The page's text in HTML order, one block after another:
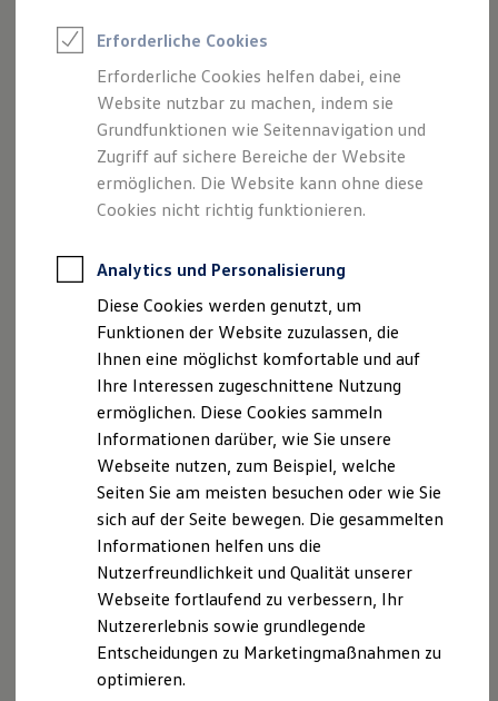
Fahrzeuge online kaufen
Digitaler Marktplatz
Kauf & Finanzierung
Online-Fahrzeugbewertung
Aktionen & Angebote
E-Auto-Förderung
Für Privatkunden
Für Gewerbekunden
Profi Paket
ProfiPartner für Gebrauchtwagen
Finanzierung
Für Privatkunden
Für Gewerbekunden
Leasing
Für Privatkunden
Für Gewerbekunden
Versicherungen & Garantien
Garantien
Kfz-Versicherung für Nutzfahrzeuge
Restschuldversicherung
Wartungsverträge
Besitzer & Service
Reparatur & Service
Sommer-Special
Reparatur, Pflege & Inspektion
Servicetermin anfragen
Service-Vorteile bei Volkswagen Nutzfahrzeuge
ServicePlus
Economy Service
Räder & Reifen Service
Impressum
Datenschutzerklärung
Impressum
Autohaus Michael Krammer GmbH
Grafenauer Str. 45
94078 Freyung
08551/5768-0
08551/5768-26
serviceanfrage@krammer-freyung.de
Umsatzst.-ID-Nr.: DE 131231919
Registergericht: Amtsgericht Passau, 182
Geschäftsführer: Michael Krammer
Erforderliche Cookies
Erforderliche Cookies helfen dabei, eine
Website nutzbar zu machen, indem sie
Grundfunktionen wie Seitennavigation und
Zugriff auf sichere Bereiche der Website
ermöglichen. Die Website kann ohne diese
Cookies nicht richtig funktionieren.
Analytics und Personalisierung
Diese Cookies werden genutzt, um
Funktionen der Website zuzulassen, die
Ihnen eine möglichst komfortable und auf
Ihre Interessen zugeschnittene Nutzung
ermöglichen. Diese Cookies sammeln
Informationen darüber, wie Sie unsere
Webseite nutzen, zum Beispiel, welche
Seiten Sie am meisten besuchen oder wie Sie
sich auf der Seite bewegen. Die gesammelten
Informationen helfen uns die
Nutzerfreundlichkeit und Qualität unserer
Webseite fortlaufend zu verbessern, Ihr
Nutzererlebnis sowie grundlegende
Entscheidungen zu Marketingmaßnahmen zu
optimieren.